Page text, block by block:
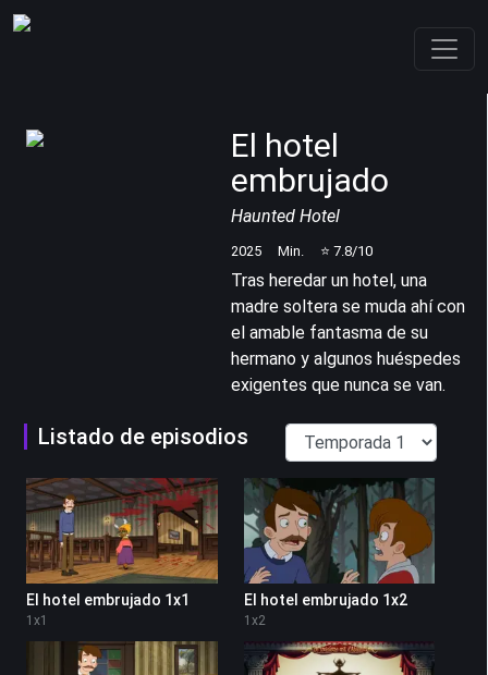
El hotel
embrujado
Haunted Hotel
2025 Min. ⭐ 7.8/10
Tras heredar un hotel, una
madre soltera se muda ahí con
el amable fantasma de su
hermano y algunos huéspedes
exigentes que nunca se van.
Listado de episodios
El hotel embrujado 1x1
1 x1
El hotel embrujado 1x2
1 x2